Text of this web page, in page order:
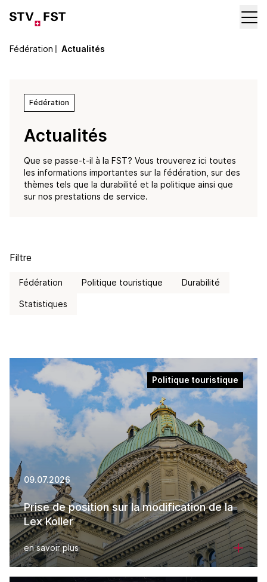
Fédération〡 Actualités
Fédération
Actualités
Que se passe-t-il à la FST? Vous trouverez ici toutes
les informations importantes sur la fédération, sur des
thèmes tels que la durabilité et la politique ainsi que
sur nos prestations de service.
Filtre
Fédération Politique touristique Durabilité
Statistiques
Politique touristique
09.07.2026
Prise de position sur la modification de la
Lex Koller
en savoir plus